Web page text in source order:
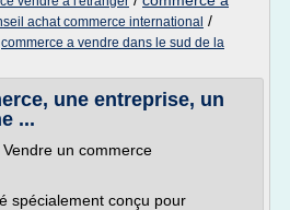
achat commerce international /
commerce a vendre dans le sud de la
une entreprise, un
...
un commerce
spécialement conçu pour